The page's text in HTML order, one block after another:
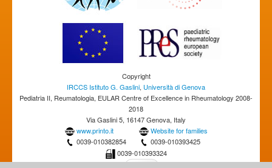
Copyright
IRCCS Istituto G. Gaslini, Università di Genova
Pediatria II, Reumatologia, EULAR Centre of Excellence in Rheumatology 2008-
2018
Via Gaslini 5, 16147 Genova, Italy
www.printo.it
Website for families
0039-010382854
0039-010393425
0039-010393324